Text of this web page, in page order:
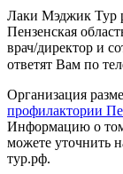
Лаки Мэджик Тур
Пензенская
врач/директор и
ответят Вам по
Организация
профилактории
Информацию о
можете уточнить
тур.рф.